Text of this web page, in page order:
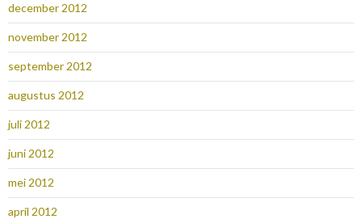
december 2012
november 2012
september 2012
augustus 2012
juli 2012
juni 2012
mei 2012
april 2012